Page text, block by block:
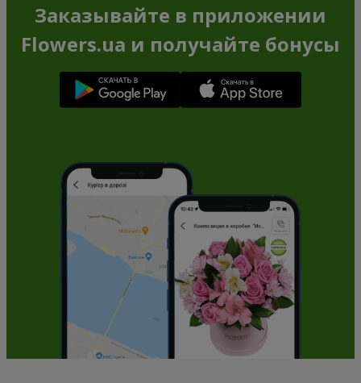
Заказывайте в приложении
Flowers.ua и получайте бонусы